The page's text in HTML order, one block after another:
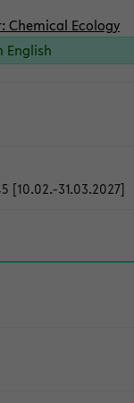
Ecology
English
[10.02.-31.03.2027]